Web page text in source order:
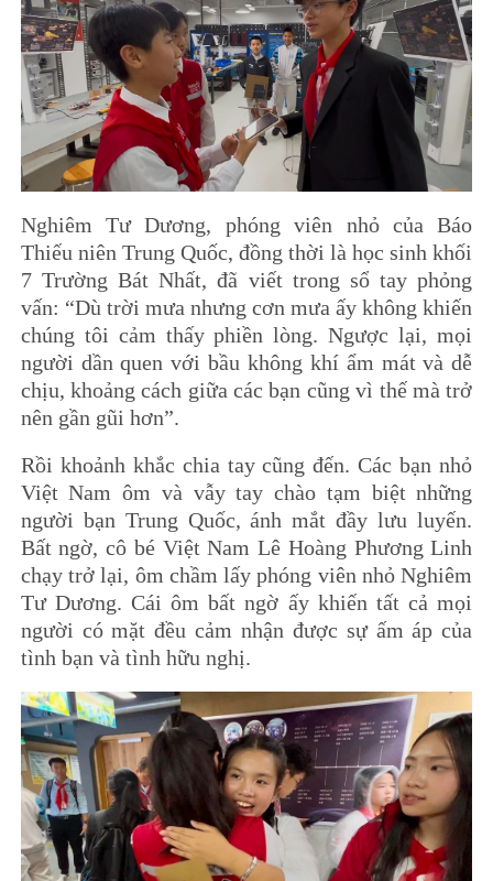
Nghiêm Tư Dương, phóng viên nhỏ của Báo
Thiếu niên Trung Quốc, đồng thời là học sinh khối
7 Trường Bát Nhất, đã viết trong sổ tay phỏng
vấn: “Dù trời mưa nhưng cơn mưa ấy không khiến
chúng tôi cảm thấy phiền lòng. Ngược lại, mọi
người dần quen với bầu không khí ẩm mát và dễ
chịu, khoảng cách giữa các bạn cũng vì thế mà trở
nên gần gũi hơn”.
Rồi khoảnh khắc chia tay cũng đến. Các bạn nhỏ
Việt Nam ôm và vẫy tay chào tạm biệt những
người bạn Trung Quốc, ánh mắt đầy lưu luyến.
Bất ngờ, cô bé Việt Nam Lê Hoàng Phương Linh
chạy trở lại, ôm chầm lấy phóng viên nhỏ Nghiêm
Tư Dương. Cái ôm bất ngờ ấy khiến tất cả mọi
người có mặt đều cảm nhận được sự ấm áp của
tình bạn và tình hữu nghị.